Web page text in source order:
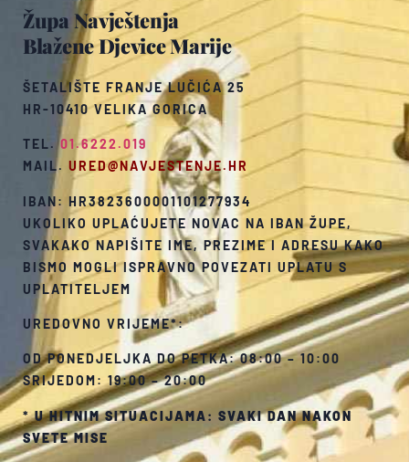
Župa Navještenja
Blažene Djevice Marije
ŠETALIŠTE FRANJE LUČIĆA 25
HR-10410 VELIKA GORICA
TEL.01.6222.019
MAIL. URED@NAVJESTENJE.HR
IBAN: HR3823600001101277934
UKOLIKO UPLAĆUJETE NOVAC NA IBAN ŽUPE,
SVAKAKO NAPIŠITE IME, PREZIME I ADRESU KAKO
BISMO MOGLI ISPRAVNO POVEZATI UPLATU S
UPLATITELJEM
UREDOVNO VRIJEME*:
OD PONEDJELJKA DO PETKA: 08:00 – 10:00
SRIJEDOM: 19:00 – 20:00
*U HITNIM SITUACIJAMA: SVAKI DAN NAKON
SVETE MISE